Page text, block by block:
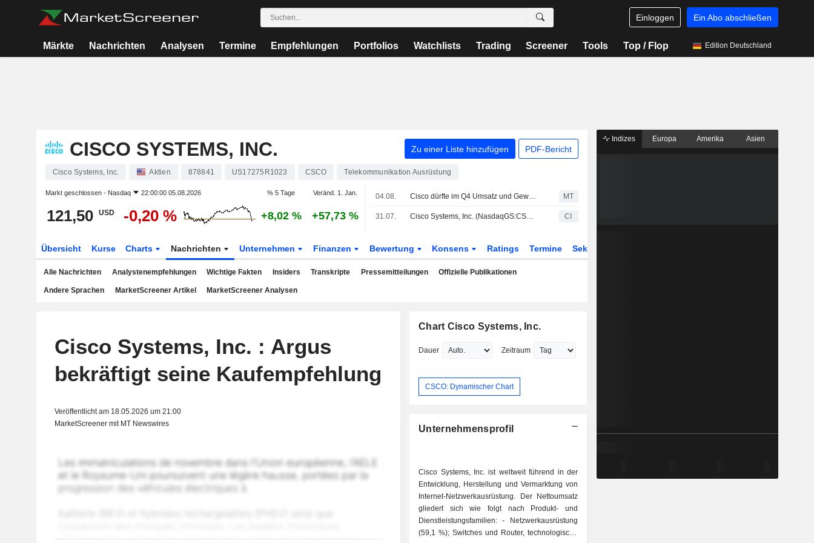
Einloggen Ein Abo abschließen
Märkte Nachrichten Analysen Termine Empfehlungen Portfolios Watchlists Trading Screener Tools Top / Flop Edition Deutschland
CISCO SYSTEMS, INC. Zu einer Liste hinzufügen PDF-Bericht
Cisco Systems, Inc. Aktien 878841 US17275R1023 CSCO Telekommunikation Ausrüstung
Markt geschlossen - Nasdaq 22:00:00 05.08.2026 % 5 Tage Veränd. 1. Jan.
121,50 USD -0,20 % +8,02 % +57,73 %
04.08. Cisco dürfte im Q4 Umsatz und Gewinn je Aktie übertreffen, sagt UBS MT
31.07. Cisco Systems, Inc. (NasdaqGS:CSCO) hat die Übernahme von WideField Security Inc. abgeschlossen CI
Übersicht Kurse Charts Nachrichten Unternehmen Finanzen Bewertung Konsens Ratings Termine Sektor
Alle Nachrichten Analystenempfehlungen Wichtige Fakten Insiders Transkripte Pressemitteilungen Offizielle Publikationen
Andere Sprachen MarketScreener Artikel MarketScreener Analysen
Cisco Systems, Inc. : Argus
bekräftigt seine Kaufempfehlung
Veröffentlicht am 18.05.2026 um 21:00
MarketScreener mit MT Newswires
Chart Cisco Systems, Inc.
Dauer Zeitraum
CSCO: Dynamischer Chart
Unternehmensprofil
Cisco Systems, Inc. ist weltweit führend in der
Entwicklung, Herstellung und Vermarktung von
Internet-Netzwerkausrüstung. Der Nettoumsatz
gliedert sich wie folgt nach Produkt- und
Dienstleistungsfamilien: - Netzwerkausrüstung
(59,1 %); Switches und Router, technologische
Indizes Europa Amerika Asien